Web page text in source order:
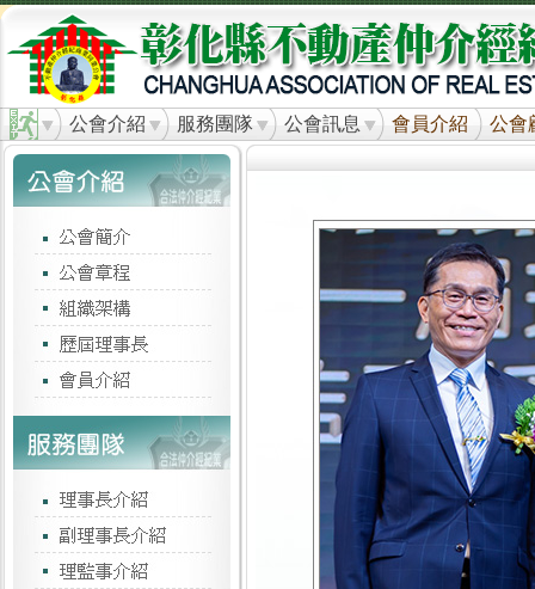
公會介紹 服務團隊 公會訊息 會員介紹 公會